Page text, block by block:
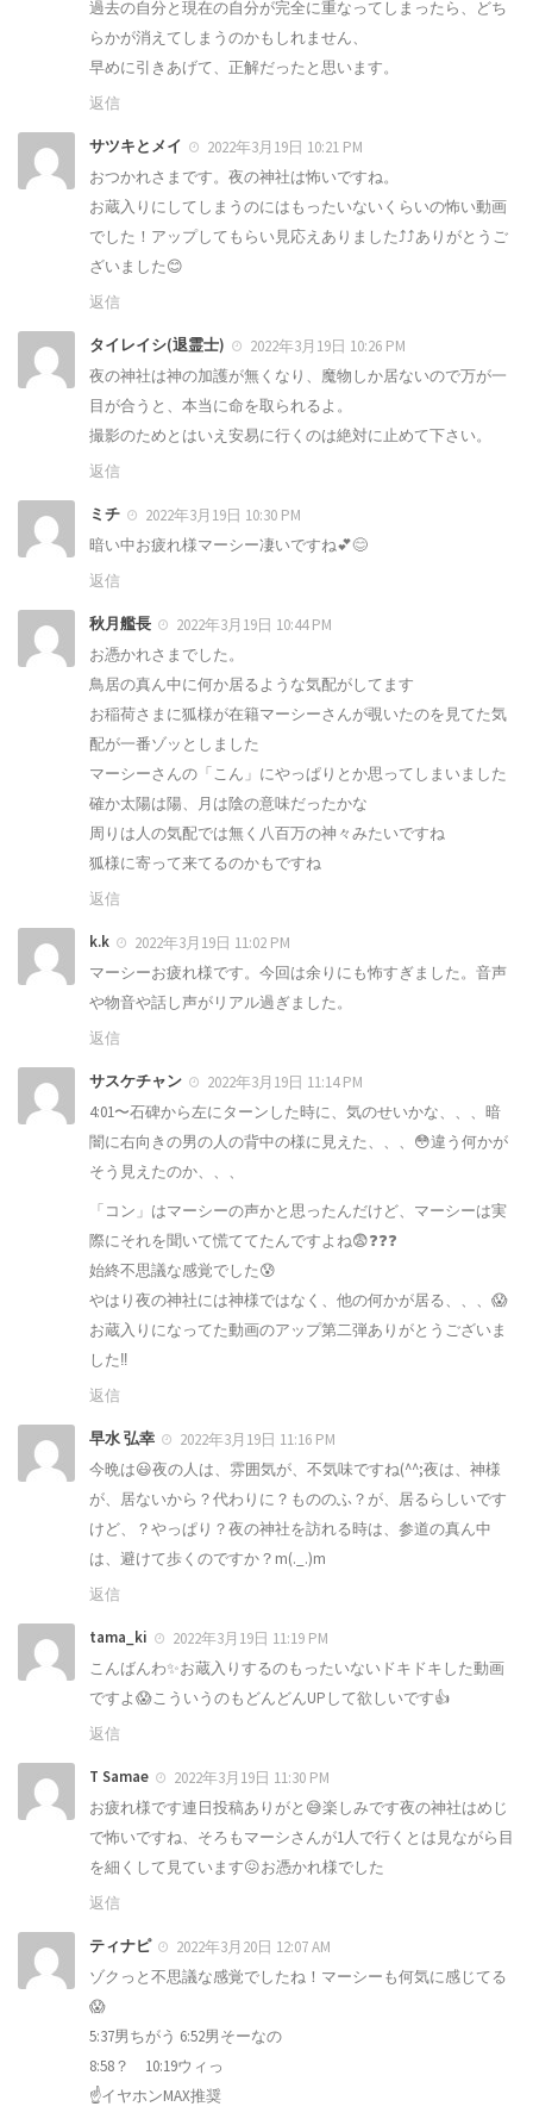
過去の自分と現在の自分が完全に重なってしまったら、どち
らかが消えてしまうのかもしれません、
早めに引きあげて、正解だったと思います。
返信
サツキとメイ
2022年3月19日 10:21 PM
おつかれさまです。夜の神社は怖いですね。
お蔵入りにしてしまうのにはもったいないくらいの怖い動画
でした！アップしてもらい見応えありました⤴︎⤴︎ありがとうご
ざいました😊
返信
タイレイシ(退霊士)
2022年3月19日 10:26 PM
夜の神社は神の加護が無くなり、魔物しか居ないので万が一
目が合うと、本当に命を取られるよ。
撮影のためとはいえ安易に行くのは絶対に止めて下さい。
返信
ミチ
2022年3月19日 10:30 PM
暗い中お疲れ様マーシー凄いですね💕😊
返信
秋月艦長
2022年3月19日 10:44 PM
お憑かれさまでした。
鳥居の真ん中に何か居るような気配がしてます
お稲荷さまに狐様が在籍マーシーさんが覗いたのを見てた気
配が一番ゾッとしました
マーシーさんの「こん」にやっぱりとか思ってしまいました
確か太陽は陽、月は陰の意味だったかな
周りは人の気配では無く八百万の神々みたいですね
狐様に寄って来てるのかもですね
返信
k.k
2022年3月19日 11:02 PM
マーシーお疲れ様です。今回は余りにも怖すぎました。音声
や物音や話し声がリアル過ぎました。
返信
サスケチャン
2022年3月19日 11:14 PM
4:01〜石碑から左にターンした時に、気のせいかな、、、暗
闇に右向きの男の人の背中の様に見えた、、、😳違う何かが
そう見えたのか、、、
「コン」はマーシーの声かと思ったんだけど、マーシーは実
際にそれを聞いて慌ててたんですよね😨❓❓❓
始終不思議な感覚でした😰
やはり夜の神社には神様ではなく、他の何かが居る、、、😱
お蔵入りになってた動画のアップ第二弾ありがとうございま
した‼️
返信
早水 弘幸
2022年3月19日 11:16 PM
今晩は😃夜の人は、雰囲気が、不気味ですね(^^;夜は、神様
が、居ないから？代わりに？もののふ？が、居るらしいです
けど、？やっぱり？夜の神社を訪れる時は、参道の真ん中
は、避けて歩くのですか？m(._.)m
返信
tama_ki
2022年3月19日 11:19 PM
こんばんわ✨お蔵入りするのもったいないドキドキした動画
ですよ😱こういうのもどんどんUPして欲しいです👍
返信
T Samae
2022年3月19日 11:30 PM
お疲れ様です連日投稿ありがと😅楽しみです夜の神社はめじ
で怖いですね、そろもマーシさんが1人で行くとは見ながら目
を細くして見ています😖お憑かれ様でした
返信
ティナピ
2022年3月20日 12:07 AM
ゾクっと不思議な感覚でしたね！マーシーも何気に感じてる
😱
5:37男ちがう 6:52男そーなの
8:58？ 10:19ウィっ
☝️イヤホンMAX推奨